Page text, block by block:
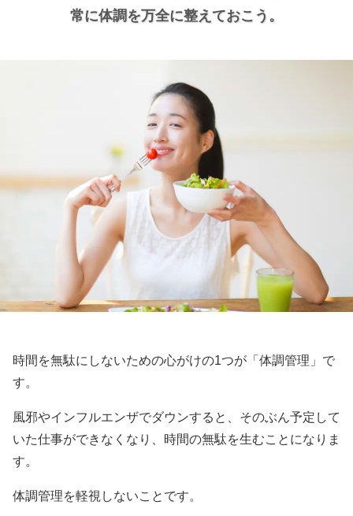
常に体調を万全に整えておこう。
時間を無駄にしないための心がけの1つが「体調管理」で
す。
風邪やインフルエンザでダウンすると、そのぶん予定して
いた仕事ができなくなり、時間の無駄を生むことになりま
す。
体調管理を軽視しないことです。